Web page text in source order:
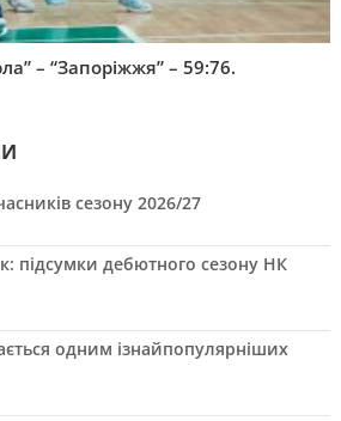
– “Запоріжжя” – 59:76.
сезону 2026/27
підсумки дебютного сезону НК
одним ізнайпопулярніших